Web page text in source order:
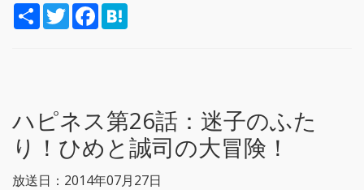
S
h
T
w
F
a
ハピネス第26話： 迷子のふた
り！ひめと誠司の大冒険！
放送日：2014年07月27日